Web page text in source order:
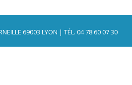
69003 LYON | TÉL. 04 78 60 07 30